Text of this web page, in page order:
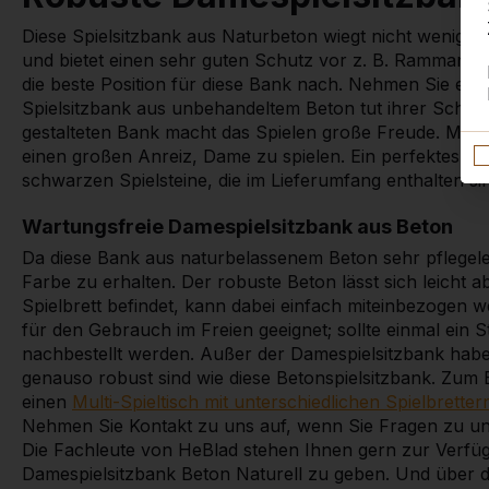
Diese Spielsitzbank aus Naturbeton wiegt nicht weniger
und bietet einen sehr guten Schutz vor z. B.
die beste Position für diese Bank nach. Nehmen Sie
Spielsitzbank aus unbehandeltem Beton tut ihrer
gestalteten Bank macht das Spielen große Freude.
einen großen Anreiz, Dame zu spielen. Ein perfektes
schwarzen Spielsteine, die im Lieferumfang enthalten
Wartungsfreie Damespielsitzbank aus Beton
Da diese Bank aus naturbelassenem Beton sehr
Farbe zu erhalten. Der robuste Beton lässt sich leicht
Spielbrett befindet, kann dabei einfach miteinbezogen
für den Gebrauch im Freien geeignet; sollte einmal ein
nachbestellt werden. Außer der Damespielsitzbank
genauso robust sind wie diese Betonspielsitzbank. Zum
einen Multi-Spieltisch mit unterschiedlichen
Nehmen Sie Kontakt zu uns auf, wenn Sie Fragen zu
Die Fachleute von HeBlad stehen Ihnen gern zur
Damespielsitzbank Beton Naturell zu geben. Und über